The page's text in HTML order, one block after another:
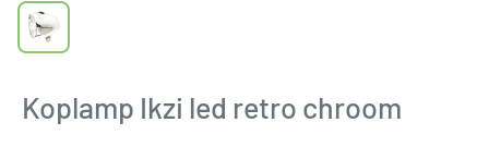
Koplamp Ikzi led retro chroom